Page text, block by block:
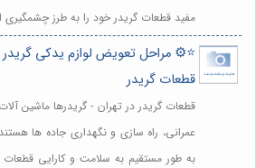
مفید قطعات گریدر خود را به طرز
⭐️⚙️ مراحل تعویض لوازم یدکی گریدر
قطعات گریدر
قطعات گریدر در تهران - گریدرها ماشین
عمرانی، راه سازی و نگهداری جاده ها
به طور مستقیم به سلامت و کارایی